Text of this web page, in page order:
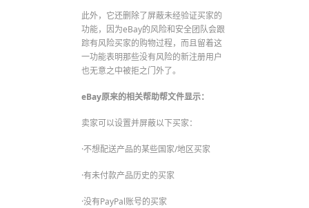
此外，它还删除了屏蔽未经验证买家的
功能，因为eBay的风险和安全团队会跟
踪有风险买家的购物过程，而且留着这
一功能表明那些没有风险的新注册用户
也无意之中被拒之门外了。
eBay原来的相关帮助帮文件显示：
卖家可以设置并屏蔽以下买家：
·不想配送产品的某些国家/地区买家
·有未付款产品历史的买家
·没有PayPal账号的买家